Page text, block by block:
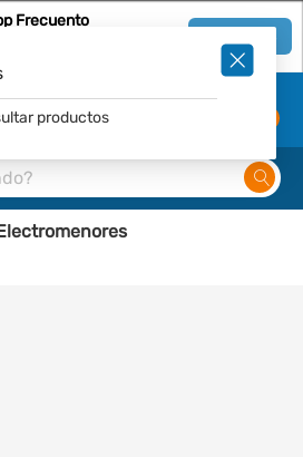
Frecuento
productos